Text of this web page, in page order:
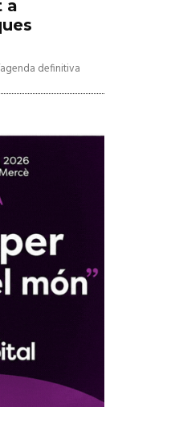
a
definitiva